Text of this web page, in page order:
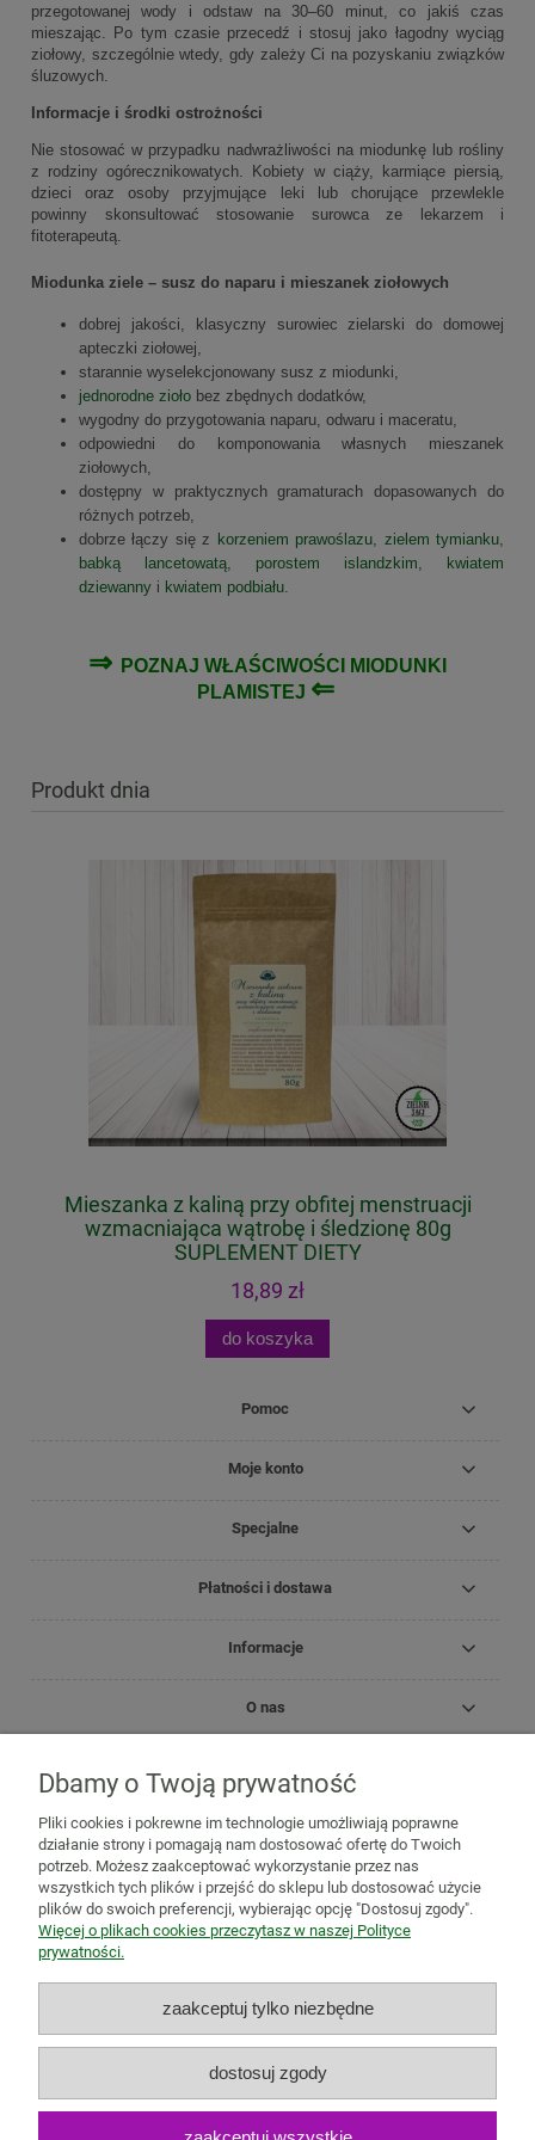
przegotowanej wody i odstaw na 30–60 minut, co jakiś czas
mieszając. Po tym czasie przecedź i stosuj jako łagodny wyciąg
ziołowy, szczególnie wtedy, gdy zależy Ci na pozyskaniu związków
śluzowych.
Informacje i środki ostrożności
Nie stosować w przypadku nadwrażliwości na miodunkę lub rośliny
z rodziny ogórecznikowatych. Kobiety w ciąży, karmiące piersią,
dzieci oraz osoby przyjmujące leki lub chorujące przewlekle
powinny skonsultować stosowanie surowca ze lekarzem i
fitoterapeutą.
Miodunka ziele – susz do naparu i mieszanek ziołowych
dobrej jakości, klasyczny surowiec zielarski do domowej
apteczki ziołowej,
starannie wyselekcjonowany susz z miodunki,
jednorodne zioło bez zbędnych dodatków,
wygodny do przygotowania naparu, odwaru i maceratu,
odpowiedni do komponowania własnych mieszanek
ziołowych,
dostępny w praktycznych gramaturach dopasowanych do
różnych potrzeb,
dobrze łączy się z korzeniem prawoślazu, zielem tymianku,
babką lancetowatą, porostem islandzkim,
kwiatem
dziewanny i kwiatem podbiału.
⇒ POZNAJ WŁAŚCIWOŚCI MIODUNKI
PLAMISTEJ ⇐
Produkt dnia
Mieszanka z kaliną przy obfitej menstruacji
wzmacniająca wątrobę i śledzionę 80g
SUPLEMENT DIETY
18,89 zł
do koszyka
Pomoc
Moje konto
Specjalne
Płatności i dostawa
Informacje
O nas
Copyright Zielnik Jagi
Mazidła, maści, oleje lecznicze Olejki Olejki eteryczne
Olejki
pielęgnacyjne
Kosmetyki Biomika
Black for White
Medicprogress
Sól do kąpieli Zioła do kąpieli
Susze, herbatki
ziołowe i owocowe
Zioła jednorodne Mieszanki ziołowe
Zioła
mielone
Mieszanki owocowo-ziołowe
Herbatki funkcjonalne
Zioła na trawienie i wzdęcia
koncentrację i stres
Adaptogeny
Zioła na wieczną młodość
Zioła dla aktywnych
Zioła dla kobiet Zioła dla mężczyzn
Zioła i
Suplementy diety Natura Wita
z ziołami
Herbatki ekspresowe Zioła ekologiczne
Owoce
Dbamy o Twoją prywatność
Pliki cookies i pokrewne im technologie umożliwiają poprawne
działanie strony i pomagają nam dostosować ofertę do Twoich
potrzeb. Możesz zaakceptować wykorzystanie przez nas
wszystkich tych plików i przejść do sklepu lub dostosować użycie
plików do swoich preferencji, wybierając opcję "Dostosuj zgody".
Więcej o plikach cookies przeczytasz w naszej Polityce
prywatności.
zaakceptuj tylko niezbędne
dostosuj zgody